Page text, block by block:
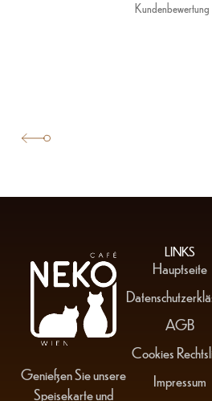
Kundenbewertung
LINKS
Hauptseite
AGB
Cookies
Impressum
Genießen Sie unsere
Speisekarte und